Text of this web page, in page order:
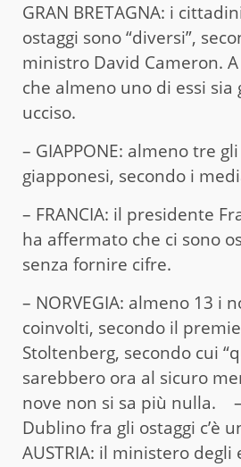
GRAN BRETAGNA: i
ostaggi sono “diversi”,
ministro David Cameron.
che almeno uno di essi sia
ucciso.
– GIAPPONE: almeno tre
giapponesi, secondo i
– FRANCIA: il presidente
ha affermato che ci sono
senza fornire cifre.
– NORVEGIA: almeno 13 i
coinvolti, secondo il
Stoltenberg, secondo cui
sarebbero ora al sicuro
nove non si sa più nulla.
Dublino fra gli ostaggi c’è
AUSTRIA: il ministero degli